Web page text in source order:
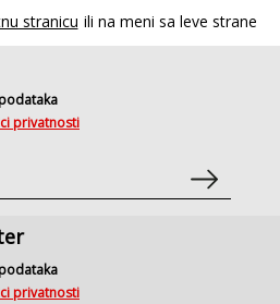
stranicu ili na meni sa leve strane
privatnosti
privatnosti